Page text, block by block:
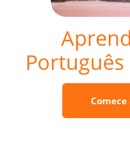
Português